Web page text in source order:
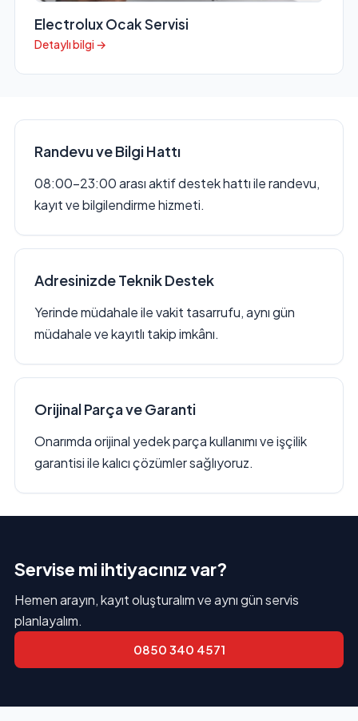
Electrolux Ocak Servisi
Detaylı bilgi →
Randevu ve Bilgi Hattı
08:00–23:00 arası aktif destek hattı ile randevu,
kayıt ve bilgilendirme hizmeti.
Adresinizde Teknik Destek
Yerinde müdahale ile vakit tasarrufu, aynı gün
müdahale ve kayıtlı takip imkânı.
Orijinal Parça ve Garanti
Onarımda orijinal yedek parça kullanımı ve işçilik
garantisi ile kalıcı çözümler sağlıyoruz.
Servise mi ihtiyacınız var?
Hemen arayın, kayıt oluşturalım ve aynı gün servis
planlayalım.
0850 340 4571